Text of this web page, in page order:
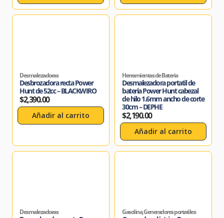
Desmalezadoras
Desbrozadora recta Power
Hunt de 52cc – BLACKWIRO
$2,390.00
Añadir al carrito
Herramientas de Bateria
Desmalezadora portatil de
bateria Power Hunt cabezal
de hilo 1.6mm ancho de corte
30cm – DEPHE
$2,190.00
Añadir al carrito
Desmalezadoras Gasolina,Generadores portatiles